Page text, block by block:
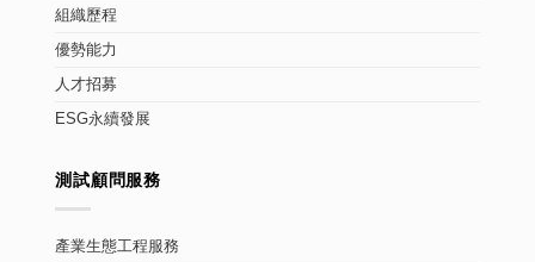
組織歷程
優勢能力
人才招募
ESG永續發展
測試顧問服務
產業生態工程服務